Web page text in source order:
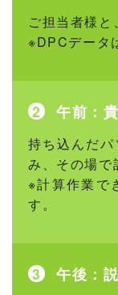
ご担当者様と
※DPCデータ
午前：
持ち込んだ
み、その場で
※計算作業で
す。
午後：